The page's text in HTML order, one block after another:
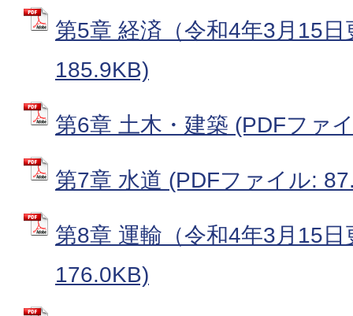
第5章 経済（令和4年3月15
185.9KB)
第6章 土木・建築 (PDFファ
第7章 水道 (PDFファイル:
第8章 運輸（令和4年3月15
176.0KB)